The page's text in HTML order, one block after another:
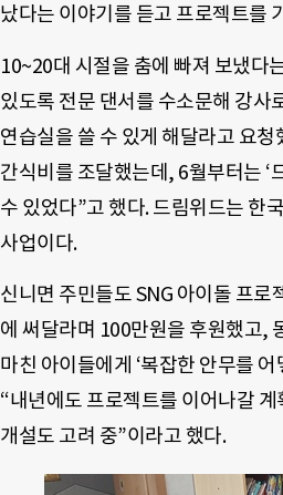
났다는 이야기를 듣고 프로젝트를
10~20대 시절을 춤에 빠져 보냈다
있도록 전문 댄서를 수소문해 강사
연습실을 쓸 수 있게 해달라고 요
간식비를 조달했는데, 6월부터는 ‘
수 있었다”고 했다. 드림위드는 한
사업이다.
신니면 주민들도 SNG 아이돌 프
에 써달라며 100만원을 후원했고,
마친 아이들에게 ‘복잡한 안무를
“내년에도 프로젝트를 이어나갈
개설도 고려 중”이라고 했다.